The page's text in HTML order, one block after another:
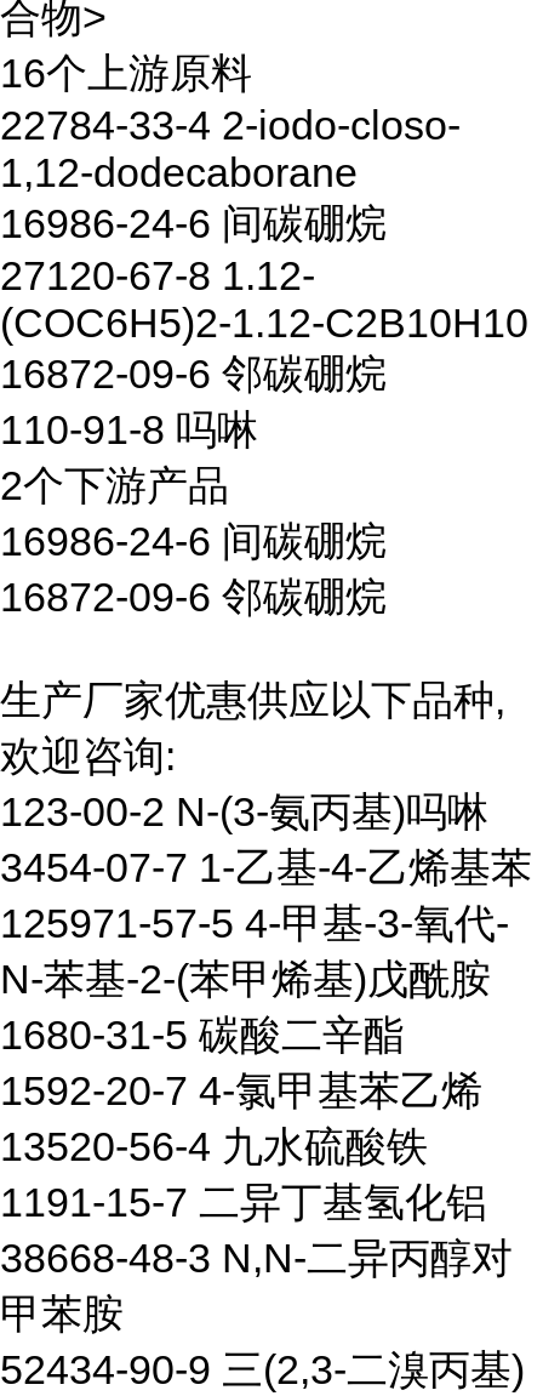
合物>
16个上游原料
22784-33-4 2-iodo-closo-
1,12-dodecaborane
16986-24-6 间碳硼烷
27120-67-8 1.12-
(COC6H5)2-1.12-C2B10H10
16872-09-6 邻碳硼烷
110-91-8 吗啉
2个下游产品
16986-24-6 间碳硼烷
16872-09-6 邻碳硼烷
生产厂家优惠供应以下品种,
欢迎咨询:
123-00-2 N-(3-氨丙基)吗啉
3454-07-7 1-乙基-4-乙烯基苯
125971-57-5 4-甲基-3-氧代-
N-苯基-2-(苯甲烯基)戊酰胺
1680-31-5 碳酸二辛酯
1592-20-7 4-氯甲基苯乙烯
13520-56-4 九水硫酸铁
1191-15-7 二异丁基氢化铝
38668-48-3 N,N-二异丙醇对
甲苯胺
52434-90-9 三(2,3-二溴丙基)